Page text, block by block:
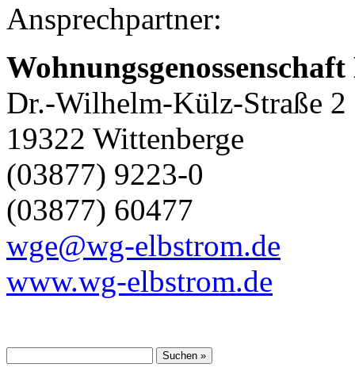
Ansprechpartner:
Dr.-Wilhelm-Külz-Straße 2
19322 Wittenberge
(03877) 9223-0
(03877) 60477
wge@wg-elbstrom.de
www.wg-elbstrom.de